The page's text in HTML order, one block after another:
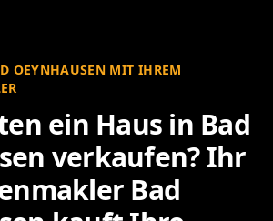
OEYNHAUSEN MIT IHREM
ein Haus in Bad
verkaufen? Ihr
Bad